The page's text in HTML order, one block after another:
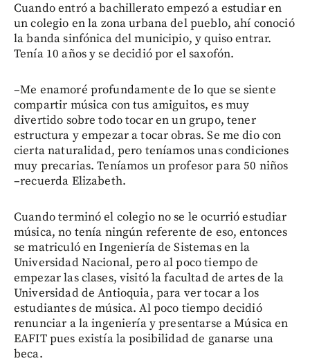
Cuando entró a bachillerato empezó a estudiar en
un colegio en la zona urbana del pueblo, ahí conoció
la banda sinfónica del municipio, y quiso entrar.
Tenía 10 años y se decidió por el saxofón.
–Me enamoré profundamente de lo que se siente
compartir música con tus amiguitos, es muy
divertido sobre todo tocar en un grupo, tener
estructura y empezar a tocar obras. Se me dio con
cierta naturalidad, pero teníamos unas condiciones
muy precarias. Teníamos un profesor para 50 niños
–recuerda Elizabeth.
Cuando terminó el colegio no se le ocurrió estudiar
música, no tenía ningún referente de eso, entonces
se matriculó en Ingeniería de Sistemas en la
Universidad Nacional, pero al poco tiempo de
empezar las clases, visitó la facultad de artes de la
Universidad de Antioquia, para ver tocar a los
estudiantes de música. Al poco tiempo decidió
renunciar a la ingeniería y presentarse a Música en
EAFIT pues existía la posibilidad de ganarse una
beca.